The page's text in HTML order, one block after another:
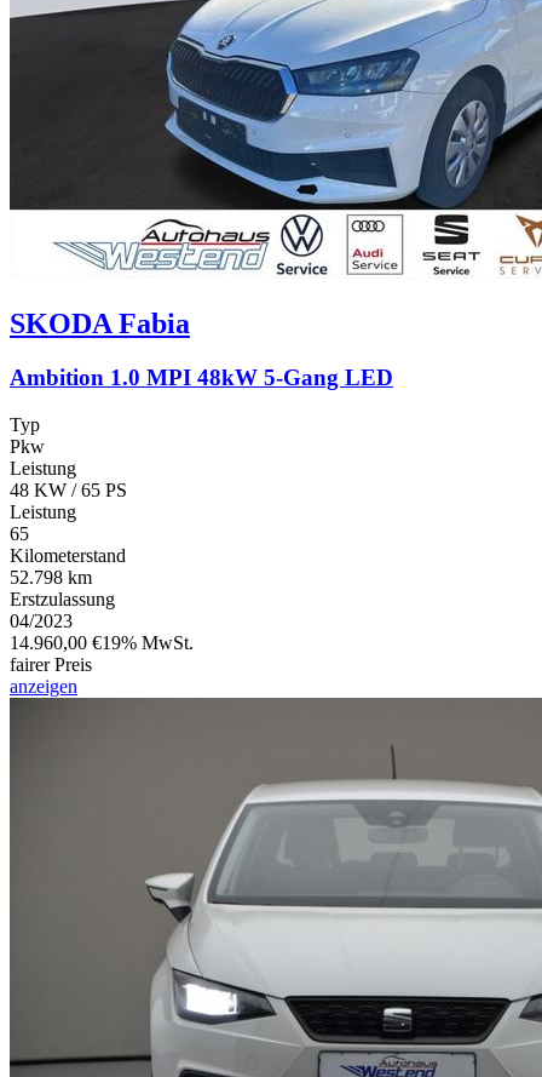
SKODA Fabia
Ambition 1.0 MPI 48kW 5-Gang LED
Typ
Pkw
Leistung
48 KW / 65 PS
Leistung
65
Kilometerstand
52.798 km
Erstzulassung
04/2023
14.960,00 €19% MwSt.
fairer Preis
anzeigen